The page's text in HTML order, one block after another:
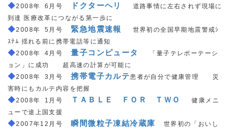
◆2008年 6月号 ドクターヘリ
道路事情に左右されず現場に
到達 医療改革につながる第一歩に
◆2008年 5月号 緊急地震速報
世界初の全国早期地震警戒ｼ
ｽﾃﾑ 揺れる前に携帯電話等に通知
◆2008年 4月号 ＿量子コンピュータ
「量子テレポーテーシ
ョン」に成功 超高速の計算が可能に
◆2008年 3月号 ＿携帯電子カルテ患者が自分で健康管理 災
害時にもカルテ内容を把握
◆2008年 1月号 ＴＡＢＬＥ ＦＯＲ ＴＷＯ
健康メニ
ューで途上国支援
◆2007年12月号 ＿瞬間微粒子凍結冷蔵庫
世界初の「おいし